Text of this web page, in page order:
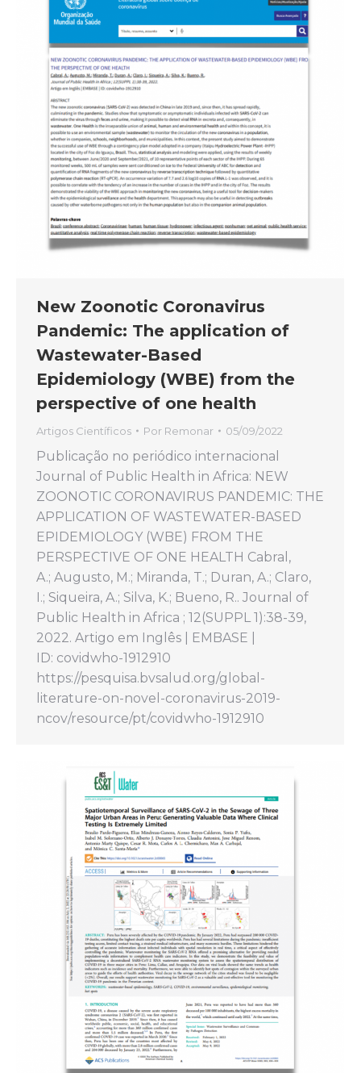
New Zoonotic Coronavirus
Pandemic: The application of
Wastewater-Based
Epidemiology (WBE) from the
perspective of one health
Artigos Científicos Por Remonar 05/09/2022
Publicação no periódico internacional
Journal of Public Health in Africa: NEW
ZOONOTIC CORONAVIRUS PANDEMIC: THE
APPLICATION OF WASTEWATER-BASED
EPIDEMIOLOGY (WBE) FROM THE
PERSPECTIVE OF ONE HEALTH Cabral,
A.; Augusto, M.; Miranda, T.; Duran, A.; Claro,
I.; Siqueira, A.; Silva, K.; Bueno, R.. Journal of
Public Health in Africa ; 12(SUPPL 1):38-39,
2022. Artigo em Inglês | EMBASE |
ID: covidwho-1912910
https://pesquisa.bvsalud.org/global-
literature-on-novel-coronavirus-2019-
ncov/resource/pt/covidwho-1912910